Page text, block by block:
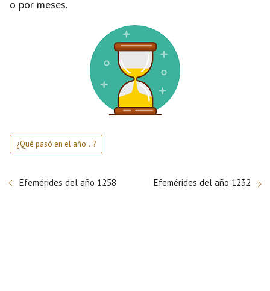
o por meses.
¿Qué pasó en el año...?
Efemérides del año 1258 Efemérides del año 1232